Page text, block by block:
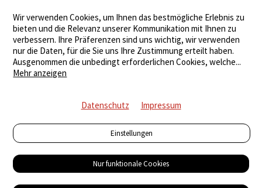
Wir verwenden Cookies, um Ihnen das bestmögliche Erlebnis zu
bieten und die Relevanz unserer Kommunikation mit Ihnen zu
verbessern. Ihre Präferenzen sind uns wichtig, wir verwenden
nur die Daten, für die Sie uns Ihre Zustimmung erteilt haben.
Ausgenommen die unbedingt erforderlichen Cookies, welche...
Mehr anzeigen
Datenschutz Impressum
Einstellungen
Nur funktionale Cookies